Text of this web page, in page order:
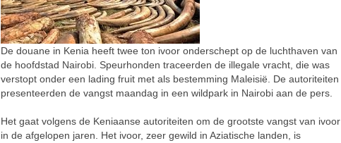
De douane in Kenia heeft twee ton ivoor onderschept op de luchthaven van
de hoofdstad Nairobi. Speurhonden traceerden de illegale vracht, die was
verstopt onder een lading fruit met als bestemming Maleisië. De autoriteiten
presenteerden de vangst maandag in een wildpark in Nairobi aan de pers.
Het gaat volgens de Keniaanse autoriteiten om de grootste vangst van ivoor
in de afgelopen jaren. Het ivoor, zeer gewild in Aziatische landen, is